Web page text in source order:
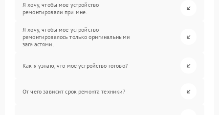
Я хочу, чтобы мое устройство
ремонтировали при мне.
Я хочу, чтобы мое устройство
ремонтировалось только оригинальными
запчастями.
Как я узнаю, что мое устройство готово?
От чего зависит срок ремонта техники?